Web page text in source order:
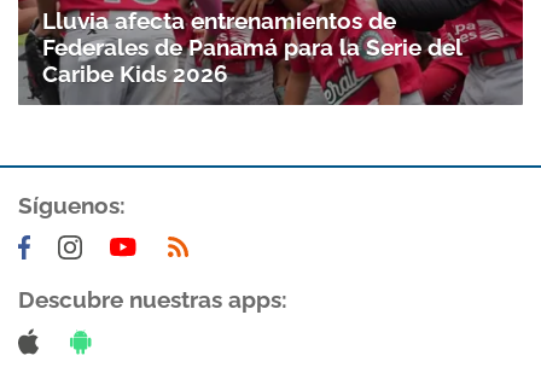
Gracias por suscribirte a nuestro boletín.
Lluvia afecta entrenamientos de
Federales de Panamá para la Serie del
Caribe Kids 2026
Síguenos:
Descubre nuestras apps: